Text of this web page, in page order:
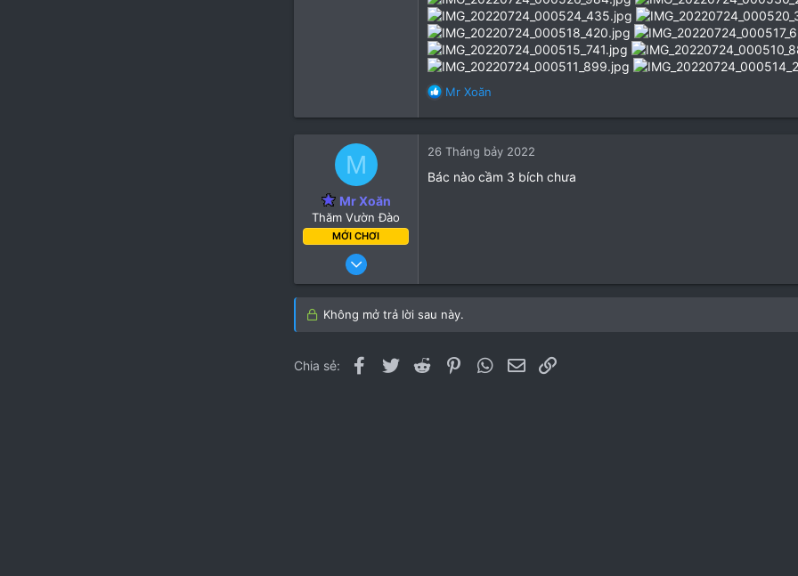
R
t
Mr Xoăn
M
Mr Xoăn
Thăm Vườn Đào
MỚI CHƠI
26 Tháng bảy 2022
Bác nào cầm 3 bích chưa
Không mở trả lời sau này.
Chia sẻ: Facebook
Twitter Reddit PinterestWhatsApp
Email